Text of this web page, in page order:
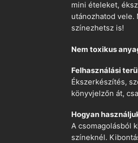
mini ételeket,
utánozhatod vele.
színezhetsz is!
Nem toxikus
Felhasználási
Ékszerkészítés,
könyvjelzőn át,
Hogyan
A csomagolásból
színeknél.